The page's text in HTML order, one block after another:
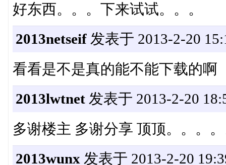
好东西。。。下来试试。。。
2013netseif发表于 2013-2-20
看看是不是真的能不能下载的啊
2013lwtnet发表于 2013-2-20
多谢楼主 多谢分享 顶顶。。。
2013wunx 发表于 2013-2-20